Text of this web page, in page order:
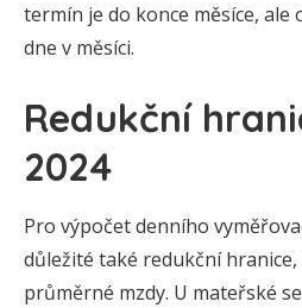
termín je do konce měsíce, ale
dne v měsíci.
Redukční
2024
Pro výpočet denního
důležité také redukční
průměrné mzdy. U mateřské